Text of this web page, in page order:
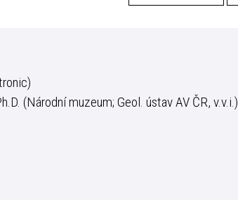
(Národní muzeum; Geol. ústav AV ČR, v.v.i.)